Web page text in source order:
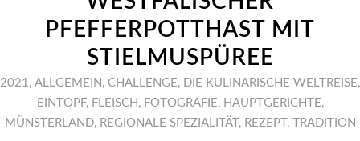
PFEFFERPOTTHAST MIT
STIELMUSPÜREE
2021, ALLGEMEIN , CHALLENGE, DIE KULINARISCHE WELTREISE,
EINTOPF, FLEISCH , FOTOGRAFIE, HAUPTGERICHTE,
MÜNSTERLAND, REGIONALE SPEZIALITÄT , REZEPT , TRADITION